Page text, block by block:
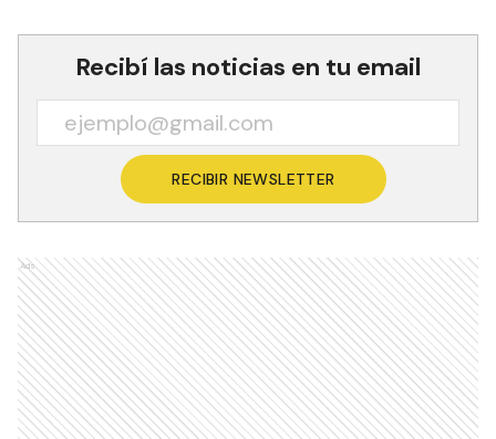
Recibí las noticias en tu email
RECIBIR NEWSLETTER
Ads